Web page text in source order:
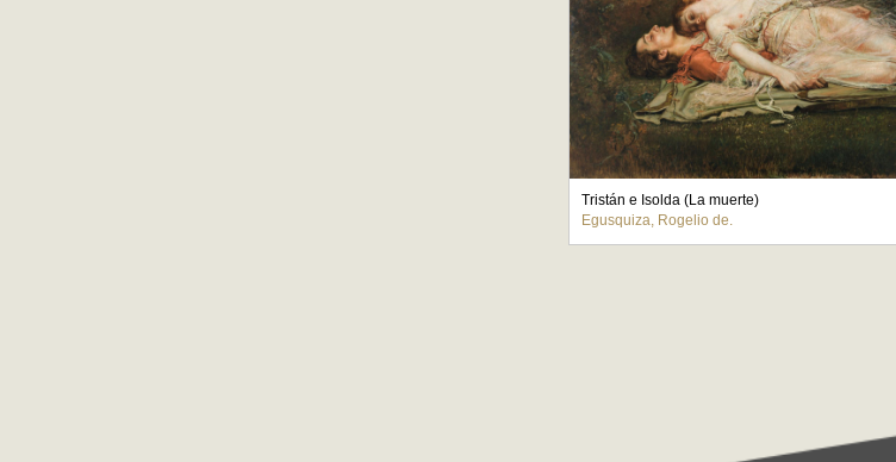
Tristán e Isolda (La muerte)
Egusquiza, Rogelio de.